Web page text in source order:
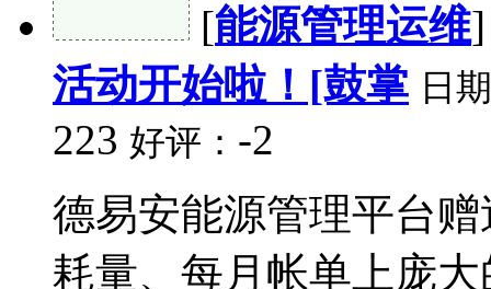
[能源管理运维
活动开始啦！[鼓掌 日
223 好评： -2
德易安能源管理平台
耗量、每月帐单上庞